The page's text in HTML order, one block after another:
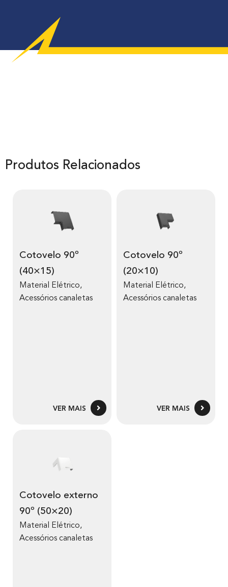
Produtos Relacionados
Cotovelo 90º
(40×15)
Material Elétrico,
Acessórios canaletas
VER MAIS
Cotovelo 90º
(20×10)
Material Elétrico,
Acessórios canaletas
VER MAIS
Cotovelo externo
90º (50×20)
Material Elétrico,
Acessórios canaletas